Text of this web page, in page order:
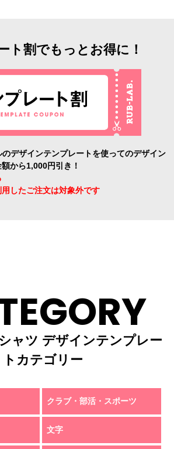
ト割でもっとお得に！
デザインテンプレートを使ってのデザイン
から1,000円引き！
したご注文は対象外です
ャツ デザインテンプレー
トカテゴリー
クラブ・部活・スポーツ
文字